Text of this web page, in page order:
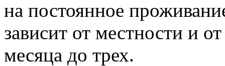
на постоянное
зависит от местности и
месяца до трех.